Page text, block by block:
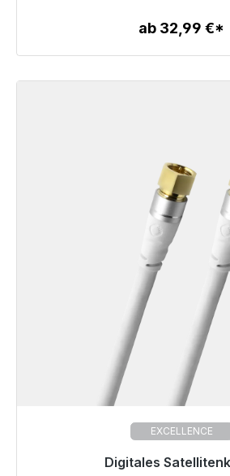
Zum Artikel
ab 32,99 €*
EXCELLENCE
Digitales